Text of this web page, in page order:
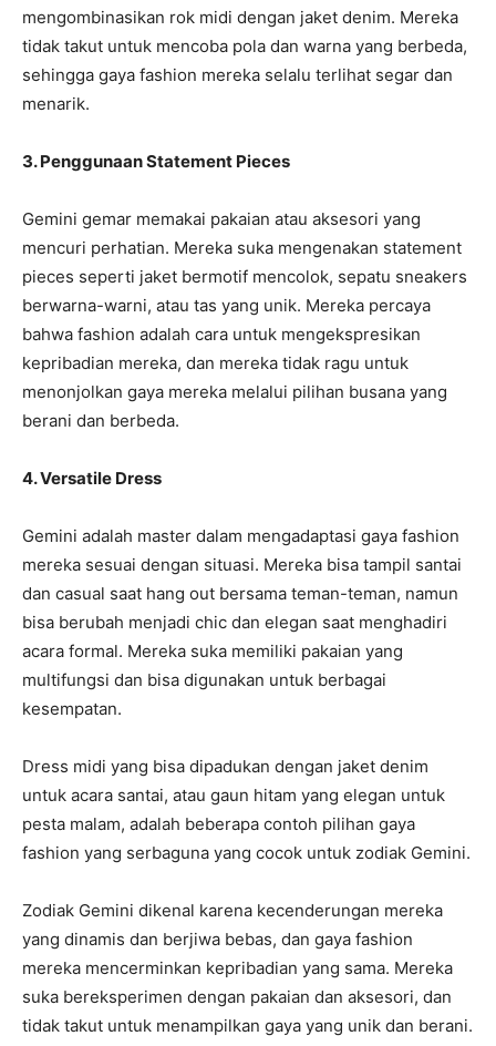
mengombinasikan rok midi dengan jaket denim. Mereka
tidak takut untuk mencoba pola dan warna yang berbeda,
sehingga gaya fashion mereka selalu terlihat segar dan
menarik.
3. Penggunaan Statement Pieces
Gemini gemar memakai pakaian atau aksesori yang
mencuri perhatian. Mereka suka mengenakan statement
pieces seperti jaket bermotif mencolok, sepatu sneakers
berwarna-warni, atau tas yang unik. Mereka percaya
bahwa fashion adalah cara untuk mengekspresikan
kepribadian mereka, dan mereka tidak ragu untuk
menonjolkan gaya mereka melalui pilihan busana yang
berani dan berbeda.
4. Versatile Dress
Gemini adalah master dalam mengadaptasi gaya fashion
mereka sesuai dengan situasi. Mereka bisa tampil santai
dan casual saat hang out bersama teman-teman, namun
bisa berubah menjadi chic dan elegan saat menghadiri
acara formal. Mereka suka memiliki pakaian yang
multifungsi dan bisa digunakan untuk berbagai
kesempatan.
Dress midi yang bisa dipadukan dengan jaket denim
untuk acara santai, atau gaun hitam yang elegan untuk
pesta malam, adalah beberapa contoh pilihan gaya
fashion yang serbaguna yang cocok untuk zodiak Gemini.
Zodiak Gemini dikenal karena kecenderungan mereka
yang dinamis dan berjiwa bebas, dan gaya fashion
mereka mencerminkan kepribadian yang sama. Mereka
suka bereksperimen dengan pakaian dan aksesori, dan
tidak takut untuk menampilkan gaya yang unik dan berani.